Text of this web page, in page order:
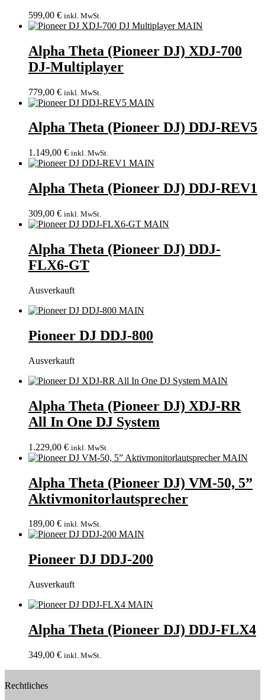
599,00 € inkl. MwSt.
Alpha Theta (Pioneer DJ) XDJ-700
DJ-Multiplayer
779,00 € inkl. MwSt.
Alpha Theta (Pioneer DJ) DDJ-REV5
1.149,00 € inkl. MwSt.
Alpha Theta (Pioneer DJ) DDJ-REV1
309,00 € inkl. MwSt.
Alpha Theta (Pioneer DJ) DDJ-
FLX6-GT
Ausverkauft
Pioneer DJ DDJ-800
Ausverkauft
Alpha Theta (Pioneer DJ) XDJ-RR
All In One DJ System
1.229,00 € inkl. MwSt.
Alpha Theta (Pioneer DJ) VM-50, 5”
Aktivmonitorlautsprecher
189,00 € inkl. MwSt.
Pioneer DJ DDJ-200
Ausverkauft
Alpha Theta (Pioneer DJ) DDJ-FLX4
349,00 € inkl. MwSt.
Rechtliches